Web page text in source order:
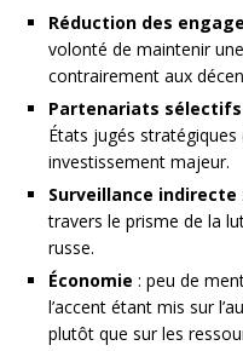
Réduction des
volonté de maintenir
contrairement aux
Partenariats sélectifs
États jugés
investissement majeur.
Surveillance indirecte
travers le prisme de la
russe.
Économie : peu de
l’accent étant mis sur
plutôt que sur les